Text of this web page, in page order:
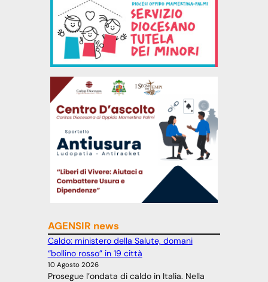
AGENSIR news
Caldo: ministero della Salute, domani
“bollino rosso” in 19 città
10 Agosto 2026
Prosegue l’ondata di caldo in Italia. Nella